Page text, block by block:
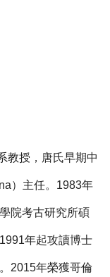
授，唐氏早期中
）主任。 1983年
院考古研究所碩
1991年起攻讀博士
2015年榮獲哥倫